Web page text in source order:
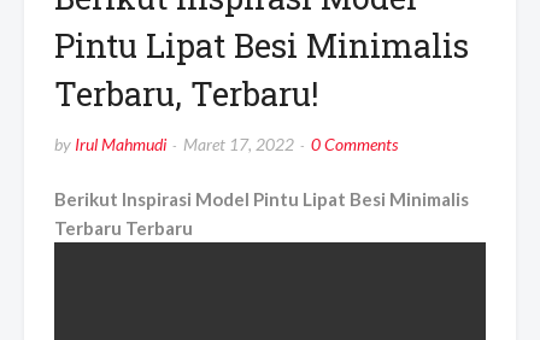
Pintu Lipat Besi Minimalis
Terbaru, Terbaru!
by Irul Mahmudi Maret 17, 2022 0 Comments
Berikut Inspirasi Model Pintu Lipat Besi Minimalis
Terbaru Terbaru